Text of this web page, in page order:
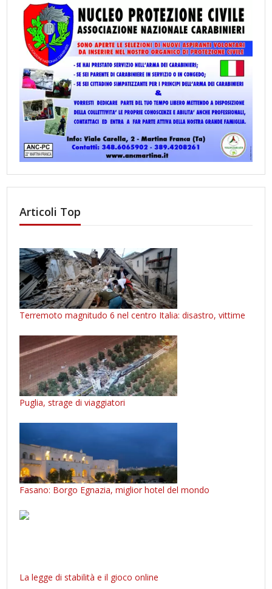
Articoli Top
Terremoto magnitudo 6 nel centro Italia: disastro, vittime
Puglia, strage di viaggiatori
Fasano: Borgo Egnazia, miglior hotel del mondo
La legge di stabilità e il gioco online